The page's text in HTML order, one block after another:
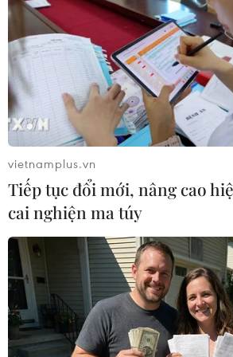
#Lãi suất #Israel-Iran #Dầu mỏ
Theo dõi VietnamPlus
CĂNG THẲNG IRAN-
Iran cảnh báo đáp trả, Israel
nối lại chiến dịch quân sự
IRGC triển khai đợt tấn công
vietnamplus.vn
Tiếp tục đổi mới, nâng cao
cai nghiện ma túy